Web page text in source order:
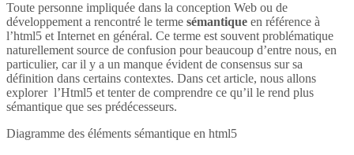
Toute personne impliquée dans la conception Web ou de
développement a rencontré le terme sémantique en référence à
l’html5 et Internet en général. Ce terme est souvent problématique
naturellement source de confusion pour beaucoup d’entre nous, en
particulier, car il y a un manque évident de consensus sur sa
définition dans certains contextes. Dans cet article, nous allons
explorer l’Html5 et tenter de comprendre ce qu’il le rend plus
sémantique que ses prédécesseurs.
Diagramme des éléments sémantique en html5